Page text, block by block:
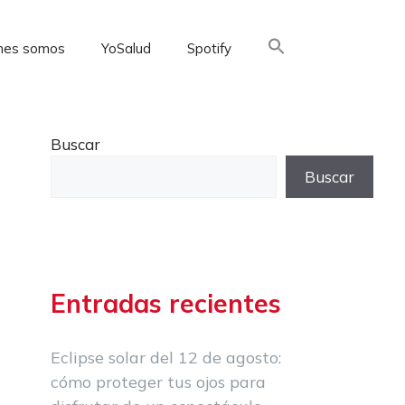
somos YoSalud Spotify
Buscar
Buscar
Entradas recientes
Eclipse solar del 12 de agosto:
cómo proteger tus ojos para